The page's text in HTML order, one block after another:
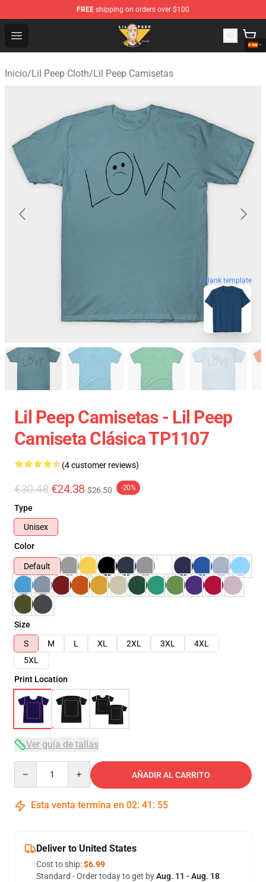
FREE shipping on orders over $100
Open menu
Lil Peep Store - Official Lil Peep Merchandise Shop
Inicio/Lil Peep Cloth/Lil Peep Camisetas
blank template
Lil Peep Camisetas - Lil Peep
Camiseta Clásica TP1107
(4 customer reviews)
€30.48 €24.38 $26.50 -20%
Type
Unisex
Color
Default
Size
S
M L XL 2XL 3XL
4XL
5XL
Print Location
Ver guía de tallas
AÑADIR AL CARRITO
Esta venta termina en 02: 41 : 54
Deliver to United States
Cost to ship:$6.99
Standard - Order today to get byAug. 11 - Aug. 18